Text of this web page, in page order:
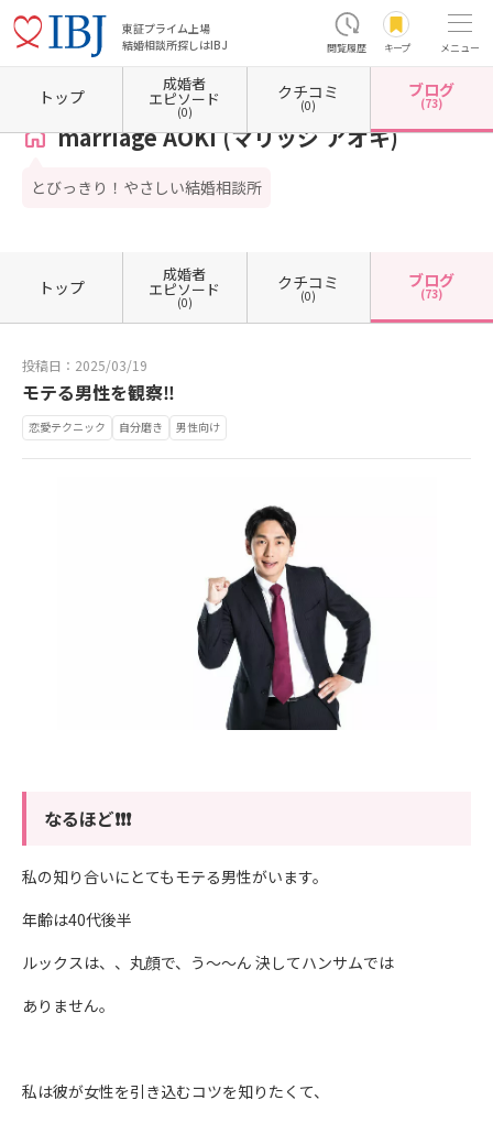
東証プライム上場
結婚相談所探しはIBJ
閲覧履歴 キープ メニュー
ホーム 静岡県の結婚相談所 静岡県静岡市 静岡県静岡市葵区 marriage AOKI (マリッ
marriage AOKI (マリッジ アオキ)
とびっきり！やさしい結婚相談所
トップ
成婚者
エピソード
(0)
クチコミ
(0)
ブログ
(73)
トップ
成婚者
エピソード
(0)
クチコミ
(0)
ブログ
(73)
投稿日：2025/03/19
モテる男性を観察‼️
恋愛テクニック 自分磨き 男性向け
なるほど❗️❗️❗️
私の知り合いにとてもモテる男性がいます。
年齢は40代後半
ルックスは、、丸顔で、う〜〜ん 決してハンサムでは
ありません。
私は彼が女性を引き込むコツを知りたくて、